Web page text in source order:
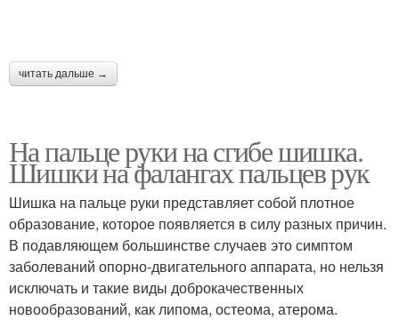
читать дальше →
На пальце руки на сгибе шишка.
Шишки на фалангах пальцев рук
Шишка на пальце руки представляет собой плотное
образование, которое появляется в силу разных причин.
В подавляющем большинстве случаев это симптом
заболеваний опорно-двигательного аппарата, но нельзя
исключать и такие виды доброкачественных
новообразований, как липома, остеома, атерома.